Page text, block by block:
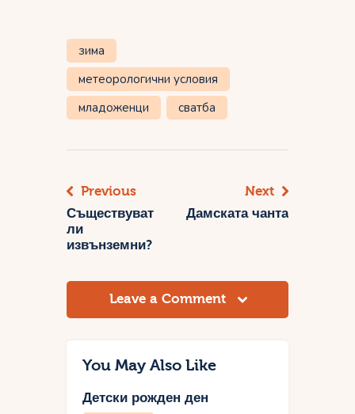
зима
метеорологични условия
младоженци
сватба
Навигация
Previous
Съществуват
ли
извънземни?
Next
Дамската чанта
Leave a Comment
You May Also Like
Детски рожден ден